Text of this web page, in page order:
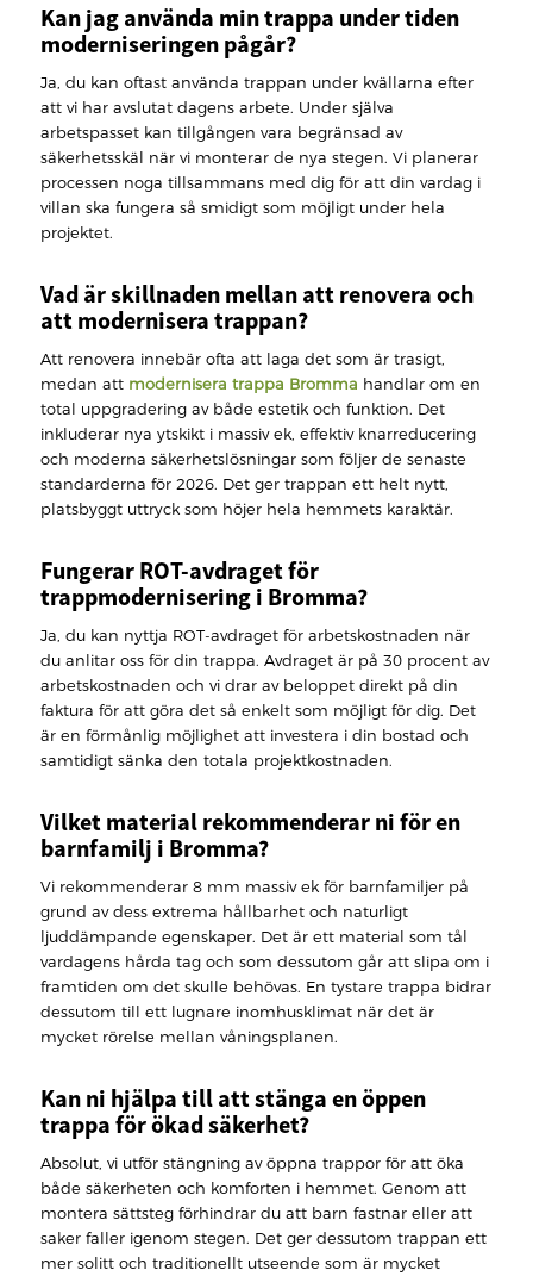
Kan jag använda min trappa under tiden
moderniseringen pågår?
Ja, du kan oftast använda trappan under kvällarna efter
att vi har avslutat dagens arbete. Under själva
arbetspasset kan tillgången vara begränsad av
säkerhetsskäl när vi monterar de nya stegen. Vi planerar
processen noga tillsammans med dig för att din vardag i
villan ska fungera så smidigt som möjligt under hela
projektet.
Vad är skillnaden mellan att renovera och
att modernisera trappan?
Att renovera innebär ofta att laga det som är trasigt,
medan att modernisera trappa Bromma handlar om en
total uppgradering av både estetik och funktion. Det
inkluderar nya ytskikt i massiv ek, effektiv knarreducering
och moderna säkerhetslösningar som följer de senaste
standarderna för 2026. Det ger trappan ett helt nytt,
platsbyggt uttryck som höjer hela hemmets karaktär.
Fungerar ROT-avdraget för
trappmodernisering i Bromma?
Ja, du kan nyttja ROT-avdraget för arbetskostnaden när
du anlitar oss för din trappa. Avdraget är på 30 procent av
arbetskostnaden och vi drar av beloppet direkt på din
faktura för att göra det så enkelt som möjligt för dig. Det
är en förmånlig möjlighet att investera i din bostad och
samtidigt sänka den totala projektkostnaden.
Vilket material rekommenderar ni för en
barnfamilj i Bromma?
Vi rekommenderar 8 mm massiv ek för barnfamiljer på
grund av dess extrema hållbarhet och naturligt
ljuddämpande egenskaper. Det är ett material som tål
vardagens hårda tag och som dessutom går att slipa om i
framtiden om det skulle behövas. En tystare trappa bidrar
dessutom till ett lugnare inomhusklimat när det är
mycket rörelse mellan våningsplanen.
Kan ni hjälpa till att stänga en öppen
trappa för ökad säkerhet?
Absolut, vi utför stängning av öppna trappor för att öka
både säkerheten och komforten i hemmet. Genom att
montera sättsteg förhindrar du att barn fastnar eller att
saker faller igenom stegen. Det ger dessutom trappan ett
mer solitt och traditionellt utseende som är mycket